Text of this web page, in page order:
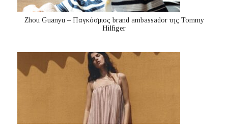
Zhou Guanyu – Παγκόσμιος brand ambassador της Tommy
Hilfiger